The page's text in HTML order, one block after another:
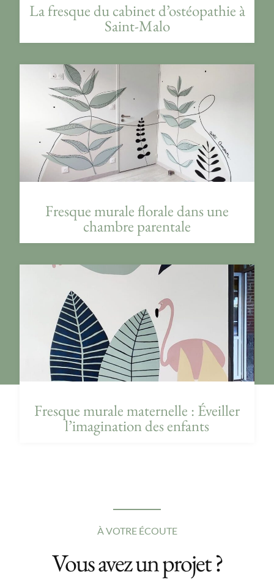
La fresque du cabinet d’ostéopathie à
Saint-Malo
Fresque murale florale dans une
chambre parentale
Fresque murale maternelle : Éveiller
l’imagination des enfants
À VOTRE ÉCOUTE
Vous avez un projet ?